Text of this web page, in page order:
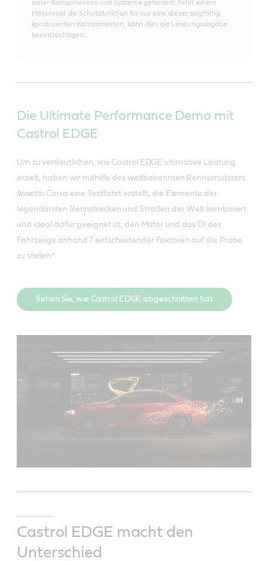
vieler Komponenten und Systeme gefördert. Fehlt einem
Motorenöl die Schutzfunktion für nur eine dieser sorgfältig
konstruierten Komponenten, kann dies die Leistungsabgabe
beeinträchtigen..
Die Ultimate Performance Demo mit
Castrol EDGE
Um zu verdeutlichen, wie Castrol EDGE ultimative Leistung
erzielt, haben wir mithilfe des weltbekannten Rennsimulators
Assetto Corsa eine Testfahrt erstellt, die Elemente der
legendärsten Rennstrecken und Straßen der Welt kombiniert
und ideal dafür geeignet ist, den Motor und das Öl des
Fahrzeugs anhand 7 entscheidender Faktoren auf die Probe
zu stellen.*
Sehen Sie, wie Castrol EDGE abgeschnitten hat
Castrol EDGE macht den
Unterschied